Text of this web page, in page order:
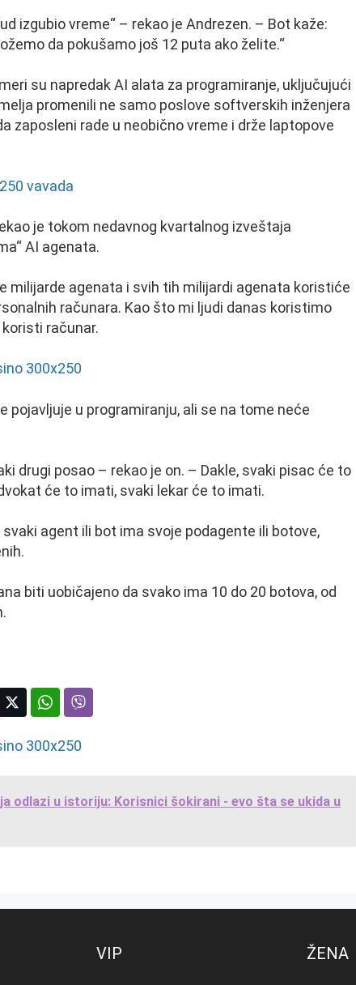
izgubio vreme“ – rekao je Andrezen. – Bot kaže:
da pokušamo još 12 puta ako želite.“
su napredak AI alata za programiranje, uključujući
promenili ne samo poslove softverskih inženjera
zaposleni rade u neobično vreme i drže laptopove
je tokom nedavnog kvartalnog izveštaja
AI agenata.
milijarde agenata i svih tih milijardi agenata koristiće
računara. Kao što mi ljudi danas koristimo
računar.
pojavljuje u programiranju, ali se na tome neće
drugi posao – rekao je on. – Dakle, svaki pisac će to
će to imati, svaki lekar će to imati.
agent ili bot ima svoje podagente ili botove,
biti uobičajeno da svako ima 10 do 20 botova, od
odlazi u istoriju: Korisnici šokirani - evo šta se ukida u
VIP ŽENA